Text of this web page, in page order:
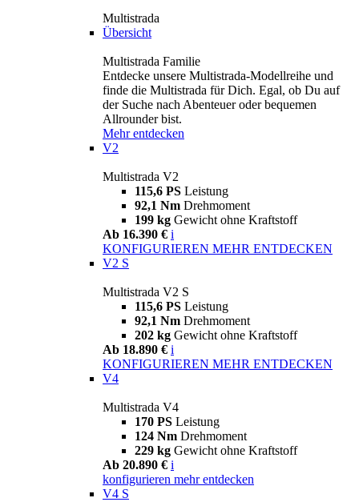
Multistrada
Übersicht
Multistrada Familie
Entdecke unsere Multistrada-Modellreihe und
finde die Multistrada für Dich. Egal, ob Du auf
der Suche nach Abenteuer oder bequemen
Allrounder bist.
Mehr entdecken
V2
Multistrada V2
115,6 PS Leistung
92,1 Nm Drehmoment
199 kg Gewicht ohne Kraftstoff
Ab 16.390 € i
KONFIGURIEREN MEHR ENTDECKEN
V2 S
Multistrada V2 S
115,6 PS Leistung
92,1 Nm Drehmoment
202 kg Gewicht ohne Kraftstoff
Ab 18.890 € i
KONFIGURIEREN MEHR ENTDECKEN
V4
Multistrada V4
170 PS Leistung
124 Nm Drehmoment
229 kg Gewicht ohne Kraftstoff
Ab 20.890 € i
konfigurieren mehr entdecken
V4 S